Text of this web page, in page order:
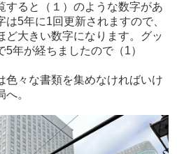
すると（１）のような数字があ
5年に1回更新されますので、
ど大きい数字になります。グッ
5年が経ちましたので（1）
色々な書類を集めなければいけ
。